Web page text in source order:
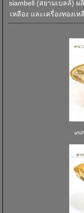
siambell (สยามเบลล์) ผ
เหลือง และเครื่องทองเ
พาน